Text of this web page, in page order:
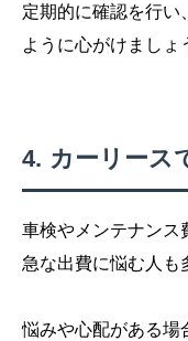
定期的に確認を行い
ように心がけましょ
カーリース
車検やメンテナンス
急な出費に悩む人も
悩みや心配がある場